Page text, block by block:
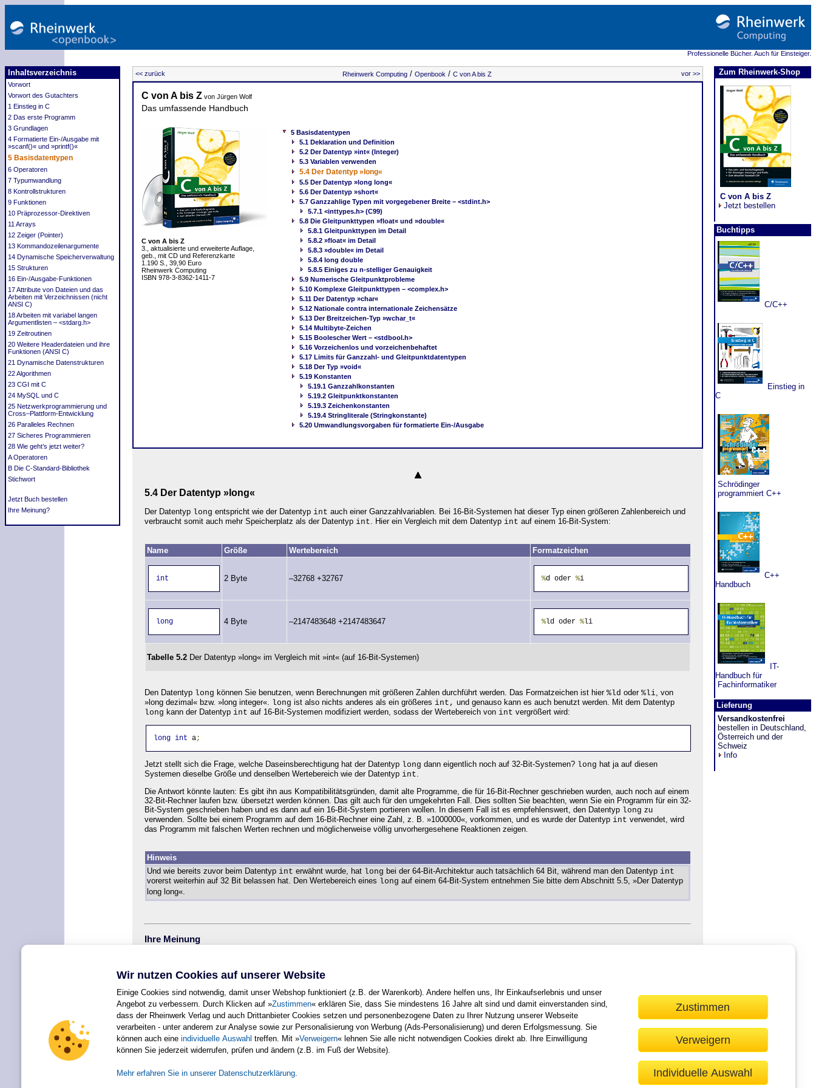
Wir nutzen Cookies auf unserer Website
Einige Cookies sind notwendig, damit unser Webshop funktioniert (z.B. der Warenkorb). Andere helfen uns, Ihr Einkaufserlebnis und unser
Angebot zu verbessern. Durch Klicken auf »Zustimmen« erklären Sie, dass Sie mindestens 16 Jahre alt sind und damit einverstanden sind,
dass der Rheinwerk Verlag und auch Drittanbieter Cookies setzen und personenbezogene Daten zu Ihrer Nutzung unserer Webseite
verarbeiten - unter anderem zur Analyse sowie zur Personalisierung von Werbung (Ads-Personalisierung) und deren Erfolgsmessung. Sie
können auch eine individuelle Auswahl treffen. Mit »Verweigern« lehnen Sie alle nicht notwendigen Cookies direkt ab. Ihre Einwilligung
können Sie jederzeit widerrufen, prüfen und ändern (z.B. im Fuß der Website).
Mehr erfahren Sie in unserer Datenschutzerklärung.
Zustimmen
Verweigern
Individuelle Auswahl
Professionelle Bücher. Auch für Einsteiger.
Inhaltsverzeichnis
Vorwort
Vorwort des Gutachters
1 Einstieg in C
2 Das erste Programm
3 Grundlagen
4 Formatierte Ein-/Ausgabe mit
»scanf()« und »printf()«
5 Basisdatentypen
6 Operatoren
7 Typumwandlung
8 Kontrollstrukturen
9 Funktionen
10 Präprozessor-Direktiven
11 Arrays
12 Zeiger (Pointer)
13 Kommandozeilenargumente
14 Dynamische Speicherverwaltung
15 Strukturen
16 Ein-/Ausgabe-Funktionen
17 Attribute von Dateien und das
Arbeiten mit Verzeichnissen (nicht
ANSI C)
18 Arbeiten mit variabel langen
Argumentlisten – <stdarg.h>
19 Zeitroutinen
20 Weitere Headerdateien und ihre
Funktionen (ANSI C)
21 Dynamische Datenstrukturen
22 Algorithmen
23 CGI mit C
24 MySQL und C
25 Netzwerkprogrammierung und
Cross–Plattform-Entwicklung
26 Paralleles Rechnen
27 Sicheres Programmieren
28 Wie geht’s jetzt weiter?
A Operatoren
B Die C-Standard-Bibliothek
Stichwort
Jetzt Buch bestellen
Ihre Meinung?
<< zurück Rheinwerk Computing / Openbook / C von A bis Z vor >>
C von A bis Z von Jürgen Wolf
Das umfassende Handbuch
C von A bis Z
3., aktualisierte und erweiterte Auflage,
geb., mit CD und Referenzkarte
1.190 S., 39,90 Euro
Rheinwerk Computing
ISBN 978-3-8362-1411-7
5 Basisdatentypen
5.1 Deklaration und Definition
5.2 Der Datentyp »int« (Integer)
5.3 Variablen verwenden
5.4 Der Datentyp »long«
5.5 Der Datentyp »long long«
5.6 Der Datentyp »short«
5.7 Ganzzahlige Typen mit vorgegebener Breite – <stdint.h>
5.7.1 <inttypes.h> (C99)
5.8 Die Gleitpunkttypen »float« und »double«
5.8.1 Gleitpunkttypen im Detail
5.8.2 »float« im Detail
5.8.3 »double« im Detail
5.8.4 long double
5.8.5 Einiges zu n-stelliger Genauigkeit
5.9 Numerische Gleitpunktprobleme
5.10 Komplexe Gleitpunkttypen – <complex.h>
5.11 Der Datentyp »char«
5.12 Nationale contra internationale Zeichensätze
5.13 Der Breitzeichen-Typ »wchar_t«
5.14 Multibyte-Zeichen
5.15 Boolescher Wert – <stdbool.h>
5.16 Vorzeichenlos und vorzeichenbehaftet
5.17 Limits für Ganzzahl- und Gleitpunktdatentypen
5.18 Der Typ »void«
5.19 Konstanten
5.19.1 Ganzzahlkonstanten
5.19.2 Gleitpunktkonstanten
5.19.3 Zeichenkonstanten
5.19.4 Stringliterale (Stringkonstante)
5.20 Umwandlungsvorgaben für formatierte Ein-/Ausgabe
5.4 Der Datentyp »long«
Der Datentyp long entspricht wie der Datentyp int auch einer Ganzzahlvariablen. Bei 16-Bit-Systemen hat dieser Typ einen größeren Zahlenbereich und
verbraucht somit auch mehr Speicherplatz als der Datentyp int . Hier ein Vergleich mit dem Datentyp int auf einem 16-Bit-System:
Tabelle 5.2 Der Datentyp »long« im Vergleich mit »int« (auf 16-Bit-Systemen)
Name Größe Wertebereich Formatzeichen
int 2 Byte –32768 +32767 %d oder %i
long 4 Byte –2147483648 +2147483647 %ld oder %li
Den Datentyp long können Sie benutzen, wenn Berechnungen mit größeren Zahlen durchführt werden. Das Formatzeichen ist hier %ld oder %li , von
»long dezimal« bzw. »long integer«. long ist also nichts anderes als ein größeres int, und genauso kann es auch benutzt werden. Mit dem Datentyp
long kann der Datentyp int auf 16-Bit-Systemen modifiziert werden, sodass der Wertebereich von int vergrößert wird:
long int a;
Jetzt stellt sich die Frage, welche Daseinsberechtigung hat der Datentyp long dann eigentlich noch auf 32-Bit-Systemen? long hat ja auf diesen
Systemen dieselbe Größe und denselben Wertebereich wie der Datentyp int
Die Antwort könnte lauten: Es gibt ihn aus Kompatibilitätsgründen, damit alte Programme, die für 16-Bit-Rechner geschrieben wurden, auch noch auf einem
32-Bit-Rechner laufen bzw. übersetzt werden können. Das gilt auch für den umgekehrten Fall. Dies sollten Sie beachten, wenn Sie ein Programm für ein 32-
Bit-System geschrieben haben und es dann auf ein 16-Bit-System portieren wollen. In diesem Fall ist es empfehlenswert, den Datentyp long zu
verwenden. Sollte bei einem Programm auf dem 16-Bit-Rechner eine Zahl, z. B. »1000000«, vorkommen, und es wurde der Datentyp int verwendet, wird
das Programm mit falschen Werten rechnen und möglicherweise völlig unvorhergesehene Reaktionen zeigen.
Hinweis
Und wie bereits zuvor beim Datentyp int erwähnt wurde, hat long bei der 64-Bit-Architektur auch tatsächlich 64 Bit, während man den Datentyp int
vorerst weiterhin auf 32 Bit belassen hat. Den Wertebereich eines long auf einem 64-Bit-System entnehmen Sie bitte dem Abschnitt 5.5, »Der Datentyp
long long«.
Ihre Meinung
<< zurück <top>
Zum Rheinwerk-Shop
C von A bis Z
Jetzt bestellen
Buchtipps
C/C++
Einstieg in
C
Schrödinger
programmiert C++
C++
Handbuch
IT-
Handbuch für
Fachinformatiker
Lieferung
Versandkostenfrei
bestellen in Deutschland,
Österreich und der
Schweiz
Info
Copyright © Rheinwerk Verlag GmbH 2009
Für Ihren privaten Gebrauch dürfen Sie die Online-Version natürlich ausdrucken. Ansonsten unterliegt das Openbook denselben Bestimmungen, wie die gebundene Ausgabe: Das Werk einschließlich aller seiner Teile ist
urheberrechtlich geschützt.
Alle Rechte vorbehalten einschließlich der Vervielfältigung, Übersetzung, Mikroverfilmung sowie Einspeicherung und Verarbeitung in elektronischen Systemen.